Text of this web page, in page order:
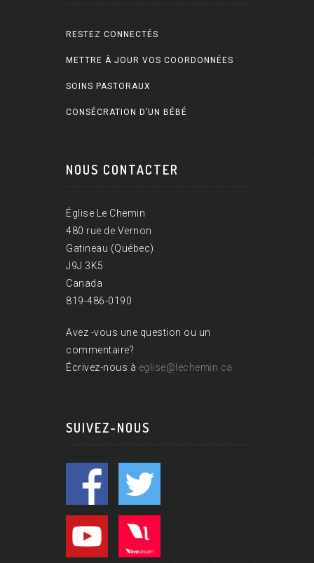
RESTEZ CONNECTÉS
METTRE À JOUR VOS COORDONNÉES
SOINS PASTORAUX
CONSÉCRATION D’UN BÉBÉ
NOUS CONTACTER
Église Le Chemin
480 rue de Vernon
Gatineau (Québec)
J9J 3K5
Canada
819-486-0190
Avez -vous une question ou un
commentaire?
Écrivez-nous à eglise@lechemin.ca
SUIVEZ-NOUS